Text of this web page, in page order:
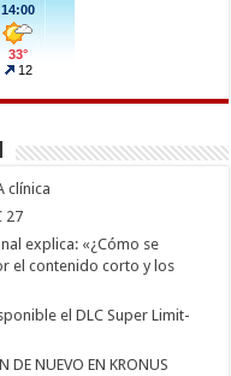
clínica
27
explica: «¿Cómo se
el contenido corto y los
el DLC Super Limit-
DE NUEVO EN KRONUS